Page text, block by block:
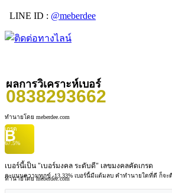
LINE ID : @meberdee
ผลการวิเคราะห์เบอร์
0838293662
ทำนายโดย meberdee.com
เกรด
B
67.5%
เบอร์นี้เป็น "เบอร์มงคล ระดับดี" เลขมงคลคัดเกรด
คะแนนความทุกข์ -13.33% เบอร์นี้มีแต้มลบ คำทำนายใดที่ดี ก็จะ
ทำนายโดย meberdee.com